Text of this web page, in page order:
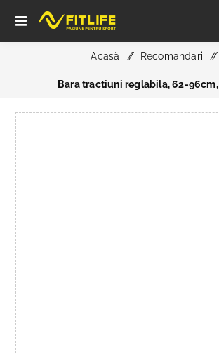
Acasă / Recomandari /
Bara tractiuni reglabila, 62-